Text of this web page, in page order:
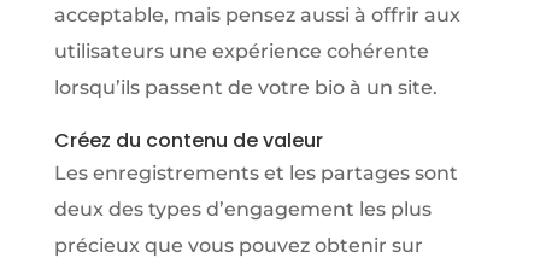
acceptable, mais pensez aussi à offrir aux
utilisateurs une expérience cohérente
lorsqu’ils passent de votre bio à un site.
Créez du contenu de valeur
Les enregistrements et les partages sont
deux des types d’engagement les plus
précieux que vous pouvez obtenir sur